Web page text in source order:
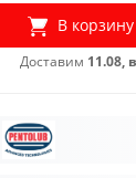
В корзину
Доставим 11.08,